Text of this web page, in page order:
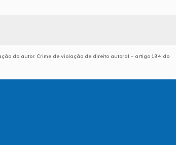
do autor. Crime de violação de direito autoral – artigo 184 do